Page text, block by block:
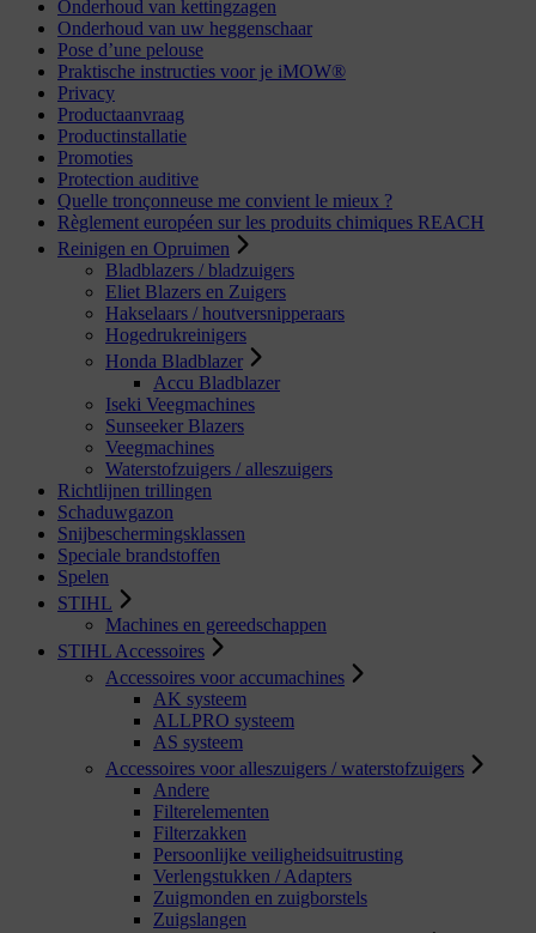
Onderhoud van kettingzagen
Onderhoud van uw heggenschaar
Pose d’une pelouse
Praktische instructies voor je iMOW®
Privacy
Productaanvraag
Productinstallatie
Promoties
Protection auditive
Quelle tronçonneuse me convient le mieux ?
Règlement européen sur les produits chimiques REACH
Reinigen en Opruimen
Bladblazers / bladzuigers
Eliet Blazers en Zuigers
Hakselaars / houtversnipperaars
Hogedrukreinigers
Honda Bladblazer
Accu Bladblazer
Iseki Veegmachines
Sunseeker Blazers
Veegmachines
Waterstofzuigers / alleszuigers
Richtlijnen trillingen
Schaduwgazon
Snijbeschermingsklassen
Speciale brandstoffen
Spelen
STIHL
Machines en gereedschappen
STIHL Accessoires
Accessoires voor accumachines
AK systeem
ALLPRO systeem
AS systeem
Accessoires voor alleszuigers / waterstofzuigers
Andere
Filterelementen
Filterzakken
Persoonlijke veiligheidsuitrusting
Verlengstukken / Adapters
Zuigmonden en zuigborstels
Zuigslangen